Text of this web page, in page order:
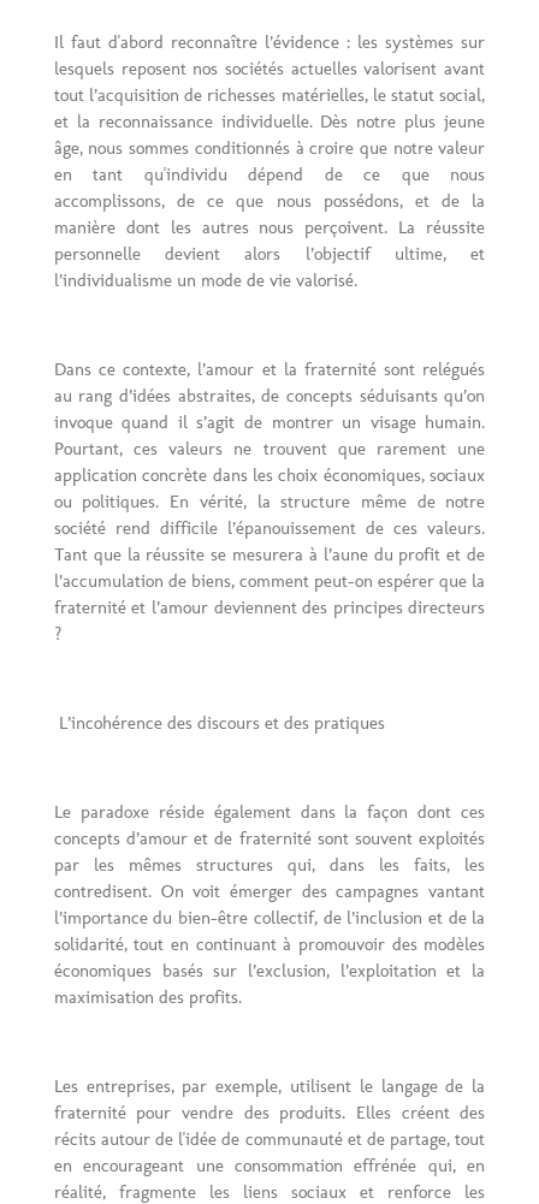
Il faut d'abord reconnaître l’évidence : les systèmes sur
lesquels reposent nos sociétés actuelles valorisent avant
tout l’acquisition de richesses matérielles, le statut social,
et la reconnaissance individuelle. Dès notre plus jeune
âge, nous sommes conditionnés à croire que notre valeur
en tant qu'individu dépend de ce que nous
accomplissons, de ce que nous possédons, et de la
manière dont les autres nous perçoivent. La réussite
personnelle devient alors l’objectif ultime, et
l’individualisme un mode de vie valorisé.
Dans ce contexte, l’amour et la fraternité sont relégués
au rang d’idées abstraites, de concepts séduisants qu’on
invoque quand il s’agit de montrer un visage humain.
Pourtant, ces valeurs ne trouvent que rarement une
application concrète dans les choix économiques, sociaux
ou politiques. En vérité, la structure même de notre
société rend difficile l’épanouissement de ces valeurs.
Tant que la réussite se mesurera à l’aune du profit et de
l’accumulation de biens, comment peut-on espérer que la
fraternité et l’amour deviennent des principes directeurs
?
L’incohérence des discours et des pratiques
Le paradoxe réside également dans la façon dont ces
concepts d’amour et de fraternité sont souvent exploités
par les mêmes structures qui, dans les faits, les
contredisent. On voit émerger des campagnes vantant
l’importance du bien-être collectif, de l’inclusion et de la
solidarité, tout en continuant à promouvoir des modèles
économiques basés sur l’exclusion, l’exploitation et la
maximisation des profits.
Les entreprises, par exemple, utilisent le langage de la
fraternité pour vendre des produits. Elles créent des
récits autour de l'idée de communauté et de partage, tout
en encourageant une consommation effrénée qui, en
réalité, fragmente les liens sociaux et renforce les